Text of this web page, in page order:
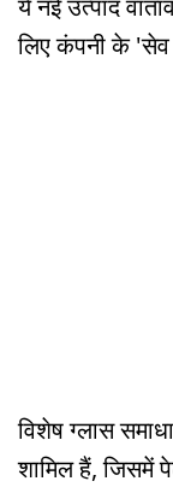
लिए कंपनी के 'सेव
विशेष ग्लास
शामिल हैं, जिसमें